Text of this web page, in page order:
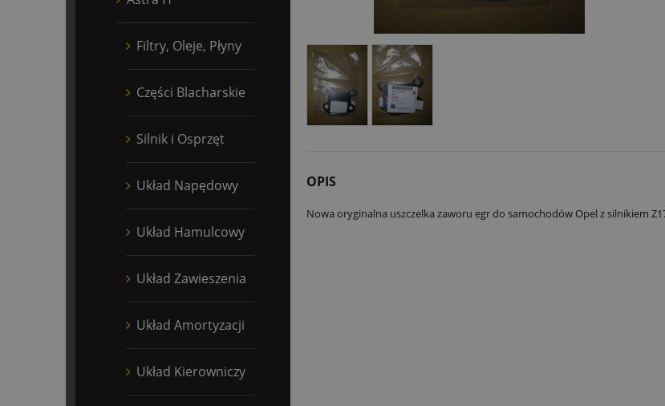
Filtry, Oleje, Płyny
Części Blacharskie
Silnik i Osprzęt
Układ Napędowy
Układ Hamulcowy
Układ Zawieszenia
Układ Amortyzacji
Układ Kierowniczy
OPIS
Nowa oryginalna uszczelka zaworu egr do samochodów Opel z silnikiem